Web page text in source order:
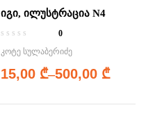
იგი, ილუსტრაცია N4
0
კოტე სულაბერიძე
15,00 ₾–500,00 ₾